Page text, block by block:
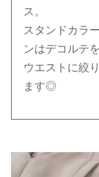
ス。
スタンドカラ
ンはデコルテ
ウエストに絞
ます◎